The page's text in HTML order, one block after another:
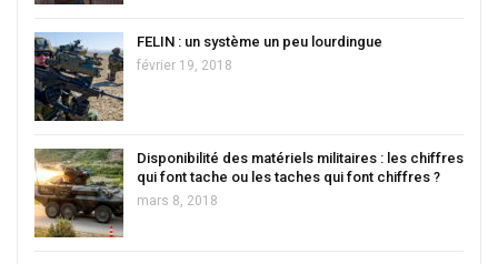
FELIN : un système un peu lourdingue
février 19, 2018
Disponibilité des matériels militaires : les chiffres
qui font tache ou les taches qui font chiffres ?
mars 8, 2018